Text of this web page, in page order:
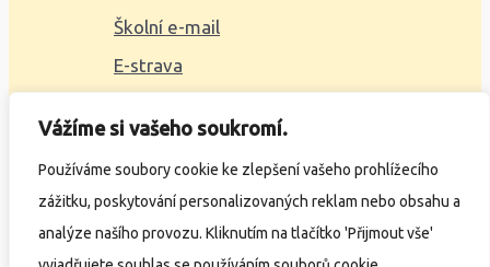
Vážíme si vašeho soukromí.
Používáme soubory cookie ke zlepšení vašeho prohlížecího
zážitku, poskytování personalizovaných reklam nebo obsahu a
analýze našího provozu. Kliknutím na tlačítko 'Přijmout vše'
Školní e-mail
E-strava
2023 © ZŠ Alšova, vytvořilWčil.cz
Ochrana osobních údajů
Prohlášení o přístupnosti